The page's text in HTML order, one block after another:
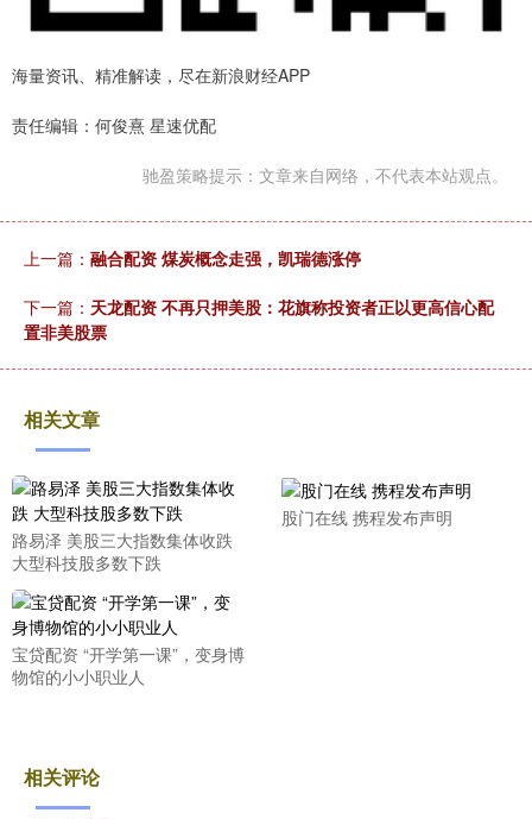
海量资讯、精准解读，尽在新浪财经APP
责任编辑：何俊熹 星速优配
驰盈策略提示：文章来自网络，不代表本站观点。
上一篇： 融合配资 煤炭概念走强，凯瑞德涨停
下一篇： 天龙配资 不再只押美股：花旗称投资者正以更高信心配
置非美股票
相关文章
路易泽 美股三大指数集体收跌
大型科技股多数下跌
股门在线 携程发布声明
宝贷配资 “开学第一课”，变身博
物馆的小小职业人
相关评论